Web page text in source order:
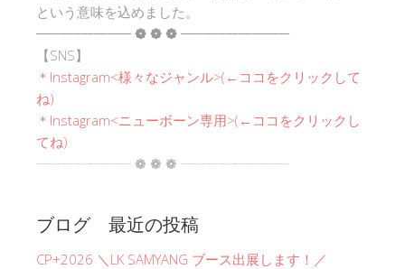
という意味を込めました。
┈┈┈┈┈┈┈ ❁ ❁ ❁ ┈┈┈┈┈┈┈┈
【SNS】
＊ Instagram<様々なジャンル>(←ココをクリックして
ね)
＊ Instagram<ニューボーン専用>(←ココをクリックし
てね)
┈┈┈┈┈┈┈ ❁ ❁ ❁ ┈┈┈┈┈┈┈┈
ブログ 最近の投稿
CP+2026 ＼LK SAMYANG ブース出展します！／